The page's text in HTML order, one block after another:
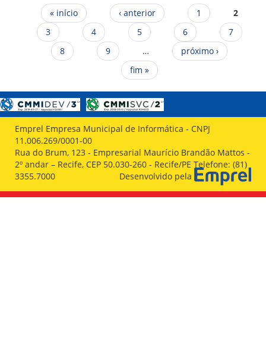
Páginas
« início ‹ anterior 1
2
3
4 5 6
7
8
9 …
próximo ›
fim »
Emprel Empresa Municipal de Informática - CNPJ
11.006.269/0001-00
Rua do Brum, 123 - Empresarial Maurício Brandão Mattos -
2º andar – Recife, CEP 50.030-260 - Recife/PE Telefone: (81)
3355.7000
Desenvolvido pela